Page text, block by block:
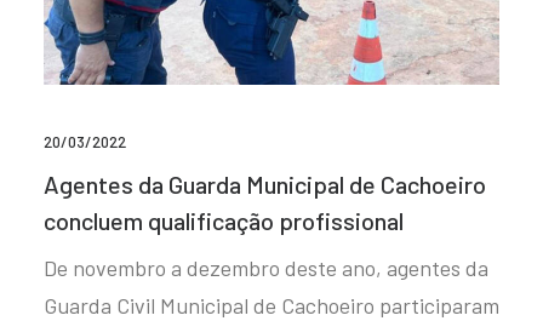
20/03/2022
Agentes da Guarda Municipal de Cachoeiro
concluem qualificação profissional
De novembro a dezembro deste ano, agentes da
Guarda Civil Municipal de Cachoeiro participaram